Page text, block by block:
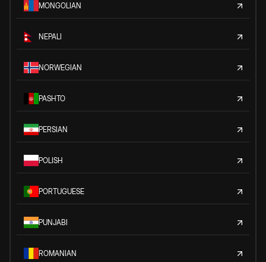
MONGOLIAN
NEPALI
NORWEGIAN
PASHTO
PERSIAN
POLISH
PORTUGUESE
PUNJABI
ROMANIAN